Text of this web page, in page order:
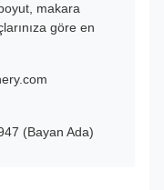
makara
göre en
(Bayan Ada)